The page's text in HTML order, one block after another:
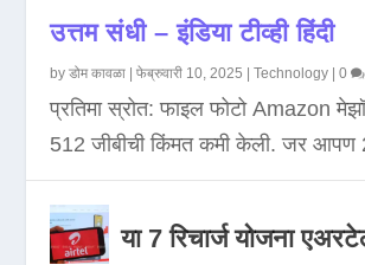
उत्तम संधी – इंडिया टीव्ही हिंदी
byडोम कावळा |फेब्रुवारी 10, 2025 |Technology |0
प्रतिमा स्रोत: फाइल फोटो Amazon
512 जीबीची किंमत कमी केली. जर आपण
या 7 रिचार्ज योजना